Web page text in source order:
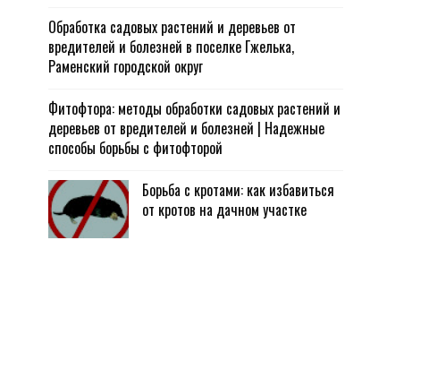
Обработка садовых растений и деревьев от
вредителей и болезней в поселке Гжелька,
Раменский городской округ
Фитофтора: методы обработки садовых растений и
деревьев от вредителей и болезней | Надежные
способы борьбы с фитофторой
Борьба с кротами: как избавиться
от кротов на дачном участке